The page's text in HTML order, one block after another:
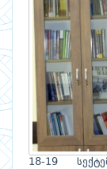
18-19